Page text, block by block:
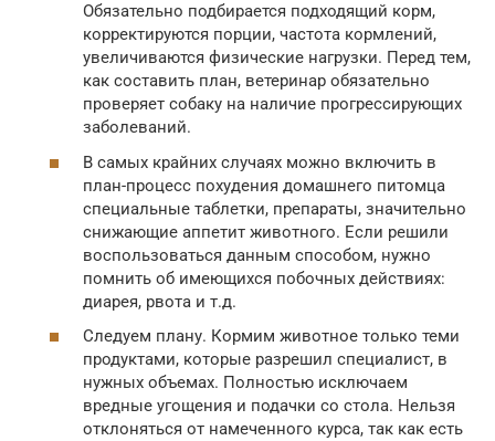
Обязательно подбирается подходящий корм,
корректируются порции, частота кормлений,
увеличиваются физические нагрузки. Перед тем,
как составить план, ветеринар обязательно
проверяет собаку на наличие прогрессирующих
заболеваний.
В самых крайних случаях можно включить в
план-процесс похудения домашнего питомца
специальные таблетки, препараты, значительно
снижающие аппетит животного. Если решили
воспользоваться данным способом, нужно
помнить об имеющихся побочных действиях:
диарея, рвота и т.д.
Следуем плану. Кормим животное только теми
продуктами, которые разрешил специалист, в
нужных объемах. Полностью исключаем
вредные угощения и подачки со стола. Нельзя
отклоняться от намеченного курса, так как есть